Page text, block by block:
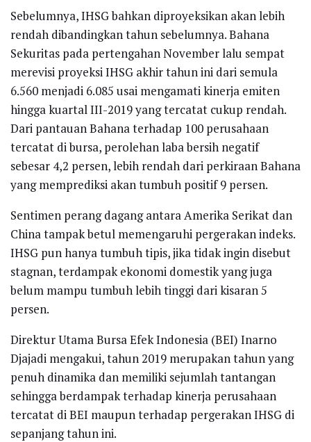
Sebelumnya, IHSG bahkan diproyeksikan akan lebih
rendah dibandingkan tahun sebelumnya. Bahana
Sekuritas pada pertengahan November lalu sempat
merevisi proyeksi IHSG akhir tahun ini dari semula
6.560 menjadi 6.085 usai mengamati kinerja emiten
hingga kuartal III-2019 yang tercatat cukup rendah.
Dari pantauan Bahana terhadap 100 perusahaan
tercatat di bursa, perolehan laba bersih negatif
sebesar 4,2 persen, lebih rendah dari perkiraan Bahana
yang memprediksi akan tumbuh positif 9 persen.
Sentimen perang dagang antara Amerika Serikat dan
China tampak betul memengaruhi pergerakan indeks.
IHSG pun hanya tumbuh tipis, jika tidak ingin disebut
stagnan, terdampak ekonomi domestik yang juga
belum mampu tumbuh lebih tinggi dari kisaran 5
persen.
Direktur Utama Bursa Efek Indonesia (BEI) Inarno
Djajadi mengakui, tahun 2019 merupakan tahun yang
penuh dinamika dan memiliki sejumlah tantangan
sehingga berdampak terhadap kinerja perusahaan
tercatat di BEI maupun terhadap pergerakan IHSG di
sepanjang tahun ini.